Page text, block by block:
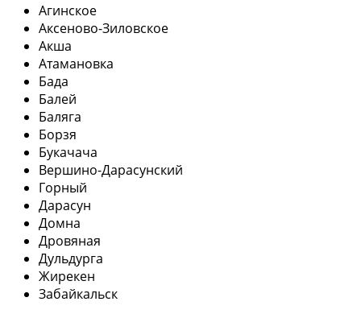
Агинское
Аксеново-Зиловское
Акша
Атамановка
Бада
Балей
Баляга
Борзя
Букачача
Вершино-Дарасунский
Горный
Дарасун
Домна
Дровяная
Дульдурга
Жирекен
Забайкальск